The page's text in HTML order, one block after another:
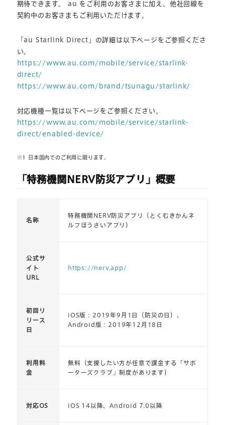
期待できます。 au をご利用のお客さまに加え、他社回線を
契約中のお客さまもご利用いただけます。
「au Starlink Direct」の詳細は以下ページをご参照くださ
い。
https://www.au.com/mobile/service/starlink-
direct/
https://www.au.com/brand/tsunagu/starlink/
対応機種一覧は以下ページをご参照ください。
https://www.au.com/mobile/service/starlink-
direct/enabled-device/
※1 日本国内でのご利用に限ります。
「特務機関NERV防災アプリ」概要
名称
特務機関NERV防災アプリ（とくむきかんネ
ルフぼうさいアプリ）
公式サ
イト
URL
https://nerv.app/
初回リ
リース
日
iOS版：2019年9月1日（防災の日）、
Android版：2019年12月18日
利用料
金
無料（支援したい方が任意で課金する「サポ
ーターズクラブ」制度があります）
対応OS iOS 14以降、Android 7.0以降